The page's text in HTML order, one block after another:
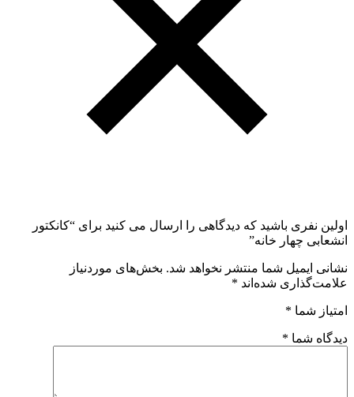
اولین نفری باشید که دیدگاهی را ارسال می کنید برای “کانکتور
انشعابی چهار خانه”
نشانی ایمیل شما منتشر نخواهد شد. بخش‌های موردنیاز
علامت‌گذاری شده‌اند *
امتیاز شما *
دیدگاه شما *